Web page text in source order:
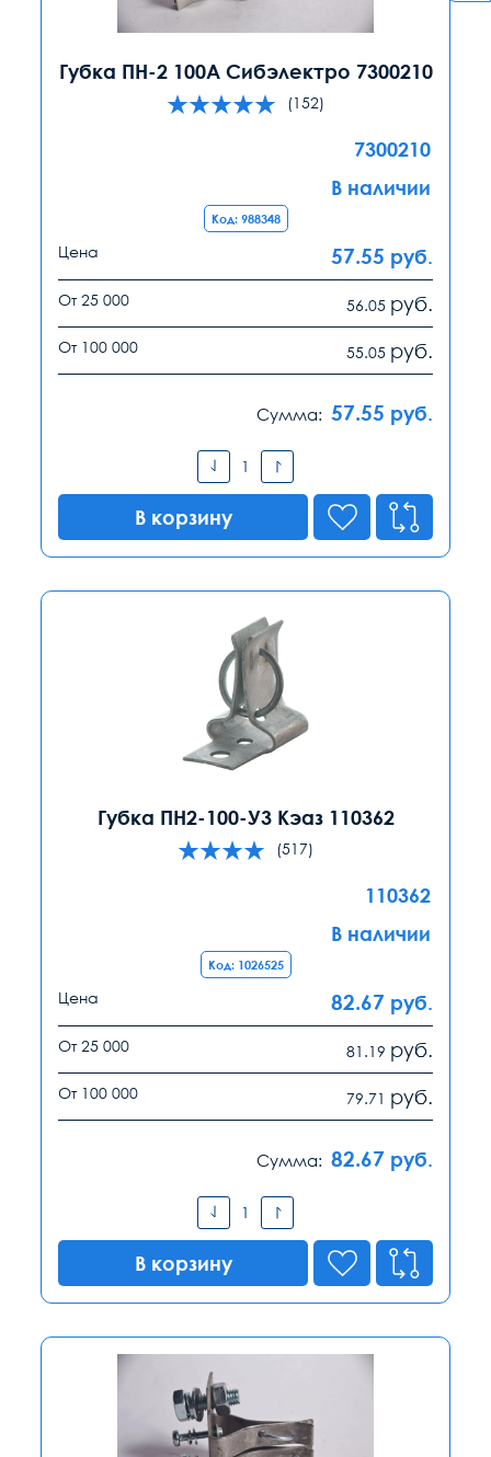
Губка ПН-2 100А Сибэлектро 7300210
(152)
7300210
В наличии
Код: 988348
Цена 57.55 руб.
От 25 000 56.05 руб.
От 100 000 55.05 руб.
Сумма: 57.55 руб.
В корзину
Губка ПН2-100-У3 Кэаз 110362
(517)
110362
В наличии
Код: 1026525
Цена 82.67 руб.
От 25 000 81.19 руб.
От 100 000 79.71 руб.
Сумма: 82.67 руб.
В корзину